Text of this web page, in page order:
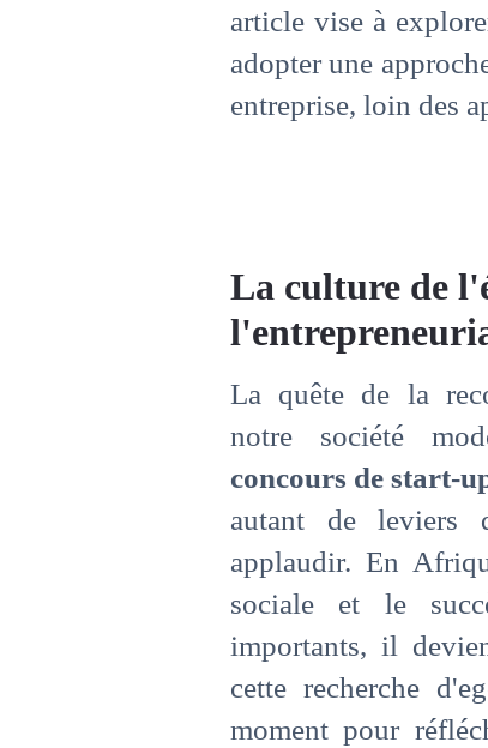
article vise à
adopter une
entreprise, loin des
La culture de
La quête de la
notre société
concours de start-
autant de leviers
applaudir. En
sociale et le
importants, il
cette recherche
moment pour